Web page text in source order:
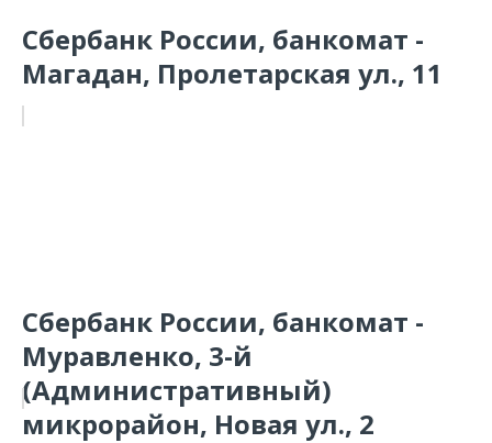
Сбербанк России, банкомат -
Магадан, Пролетарская ул., 11
Сбербанк России, банкомат -
Муравленко, 3-й
(Административный)
микрорайон, Новая ул., 2